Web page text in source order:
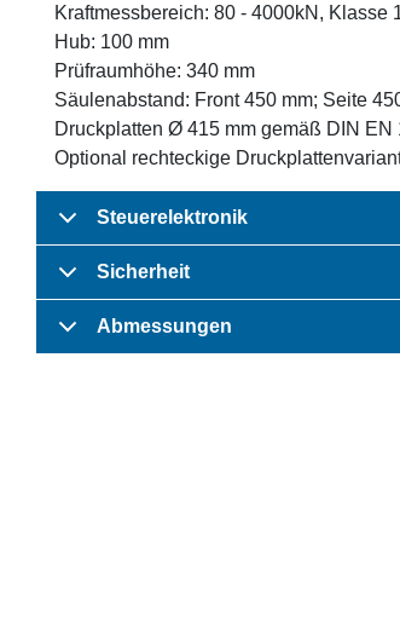
Kraftmessbereich: 80 - 4000kN, Klasse
Hub: 100 mm
Prüfraumhöhe: 340 mm
Säulenabstand: Front 450 mm; Seite
Druckplatten Ø 415 mm gemäß DIN EN
Optional rechteckige
Steuerelektronik
Sicherheit
Abmessungen